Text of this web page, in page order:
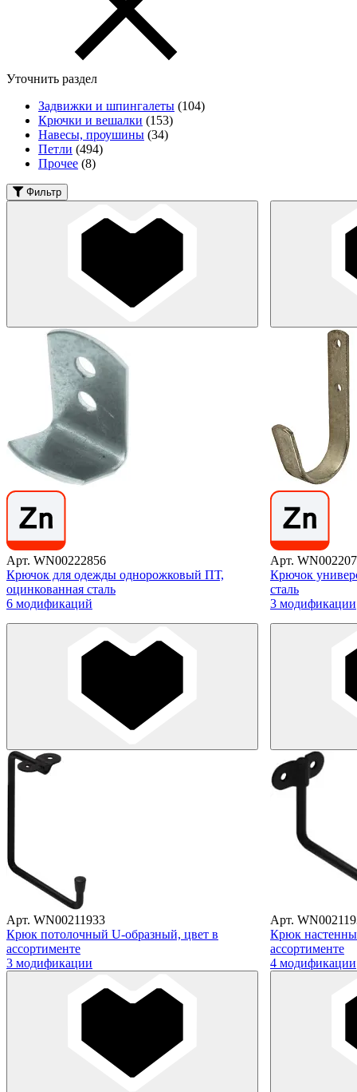
Уточнить раздел
Задвижки и шпингалеты (104)
Крючки и вешалки (153)
Навесы, проушины (34)
Петли (494)
Прочее (8)
Фильтр
Арт. WN00222856
Крючок для одежды однорожковый ПТ,
оцинкованная сталь
6 модификаций
Арт.
Крючок
сталь
3 модификации
Арт. WN00211933
Крюк потолочный U-образный, цвет в
ассортименте
3 модификации
Арт.
Крюк
ассортименте
4 модификации